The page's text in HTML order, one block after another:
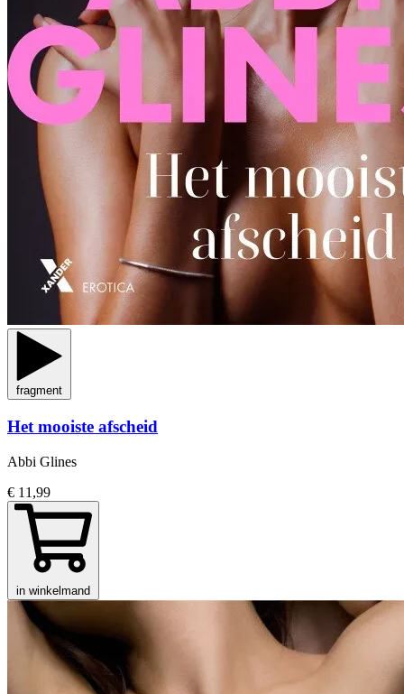
fragment
Het mooiste afscheid
Abbi Glines
€ 11,99
in winkelmand